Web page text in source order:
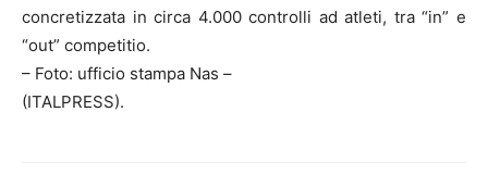
concretizzata in circa 4.000 controlli ad atleti, tra “in” e
“out” competitio.
– Foto: ufficio stampa Nas –
(ITALPRESS).